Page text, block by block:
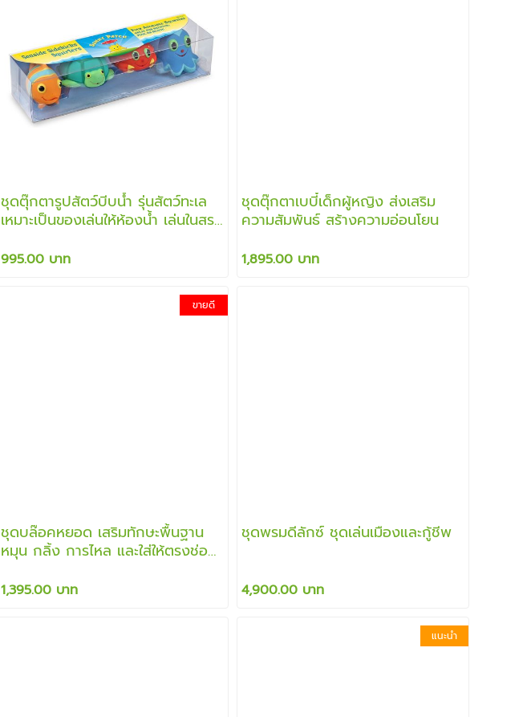
ชุดตุ๊กตารูปสัตว์บีบน้ำ รุ่นสัตว์ทะเล
เหมาะเป็นของเล่นให้ห้องน้ำ เล่นในสระ
995.00 บาท
ชุดตุ๊กตาเบบี๋เด็กผู้หญิง ส่งเสริม
ความสัมพันธ์ สร้างความอ่อนโยน
1,895.00 บาท
ขายดี
ชุดบล๊อคหยอด เสริมทักษะพื้นฐาน
หมุน กลิ้ง การไหล และใส่ให้ตรงช่อง
1,395.00 บาท
ชุดพรมดีลักซ์ ชุดเล่นเมืองและกู้ชีพ
4,900.00 บาท
แนะนำ